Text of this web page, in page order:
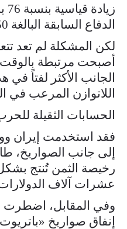
الدفاع السابقة البالغة 850 مليار دولار.
لكن المشكلة لم تعد
أصبحت مرتبطة بالوقت
الجانب الأكثر لفتاً
اللاتوازن المرعب في
الحسابات الثقيلة
فقد استخدمت إيران
إلى جانب الصواريخ،
رخيصة الثمن تُنتج
عشرات آلاف
وفي المقابل، اضطرت
إنفاق صواريخ